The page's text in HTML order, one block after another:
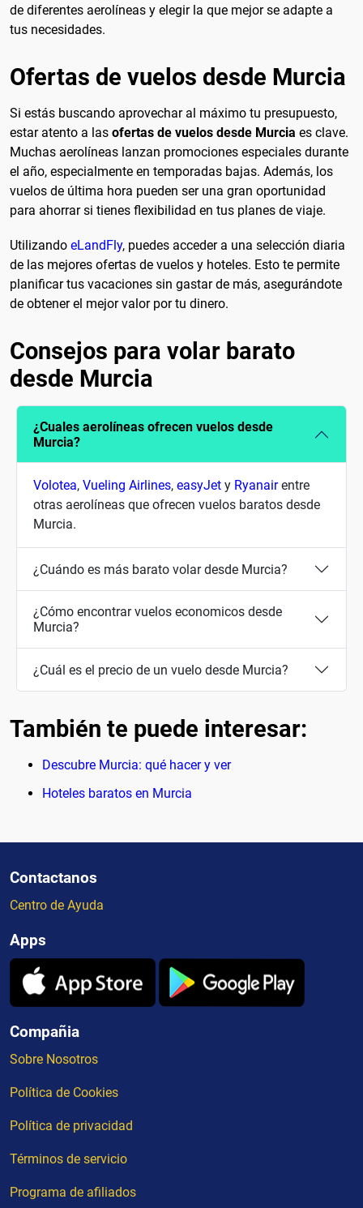
de diferentes aerolíneas y elegir la que mejor se adapte a
tus necesidades.
Ofertas de vuelos desde Murcia
Si estás buscando aprovechar al máximo tu presupuesto,
estar atento a las ofertas de vuelos desde Murcia es clave.
Muchas aerolíneas lanzan promociones especiales durante
el año, especialmente en temporadas bajas. Además, los
vuelos de última hora pueden ser una gran oportunidad
para ahorrar si tienes flexibilidad en tus planes de viaje.
Utilizando eLandFly, puedes acceder a una selección diaria
de las mejores ofertas de vuelos y hoteles. Esto te permite
planificar tus vacaciones sin gastar de más, asegurándote
de obtener el mejor valor por tu dinero.
Consejos para volar barato
desde Murcia
¿Cuales aerolíneas ofrecen vuelos desde
Murcia?
Volotea, Vueling Airlines, easyJet y Ryanairentre
otras aerolíneas que ofrecen vuelos baratos desde
Murcia.
¿Cuándo es más barato volar desde Murcia?
¿Cómo encontrar vuelos economicos desde
Murcia?
¿Cuál es el precio de un vuelo desde Murcia?
También te puede interesar:
Descubre Murcia: qué hacer y ver
Hoteles baratos en Murcia
Contactanos
Centro de Ayuda
Apps
Compañia
Sobre Nosotros
Política de Cookies
Política de privacidad
Términos de servicio
Programa de afiliados